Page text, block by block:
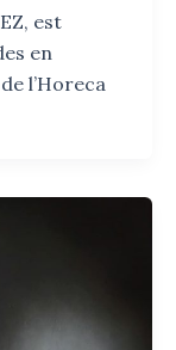
est
en
l’Horeca